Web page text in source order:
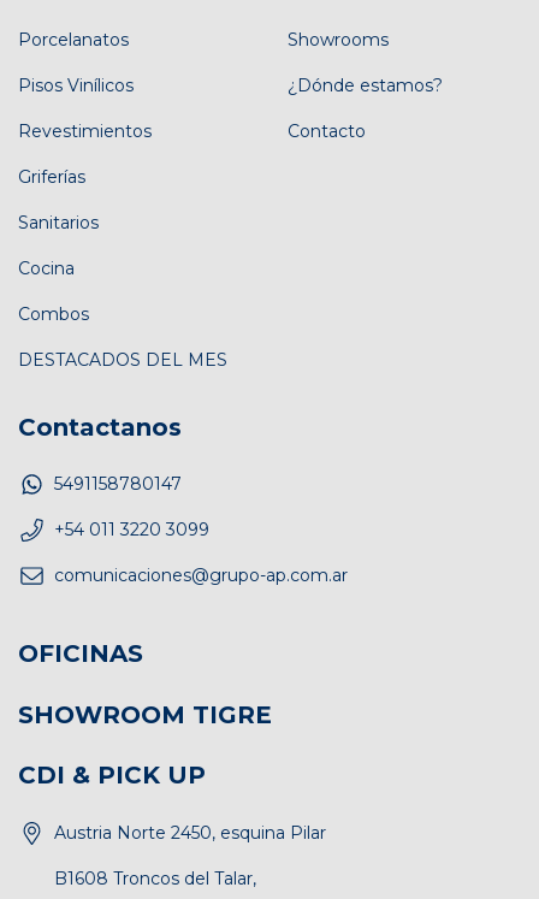
Porcelanatos
Pisos Vinílicos
Revestimientos
Griferías
Sanitarios
Cocina
Combos
DESTACADOS DEL MES
Showrooms
¿Dónde estamos?
Contacto
Contactanos
5491158780147
+54 011 3220 3099
comunicaciones@grupo-ap.com.ar
OFICINAS
SHOWROOM TIGRE
CDI & PICK UP
Austria Norte 2450, esquina Pilar
B1608 Troncos del Talar,